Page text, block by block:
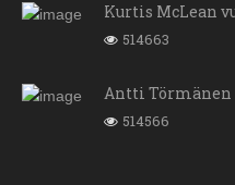
Kurtis McLean
514663
Antti Törmänen
514566